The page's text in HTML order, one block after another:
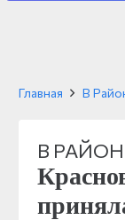
Главная В
В